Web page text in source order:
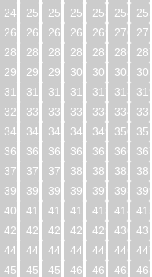
249 250 251 252 253 254
265 266 267 268 269 270
281 282 283 284 285 286
297 298 299 300 301 302
313 314 315 316 317 318
329 330 331 332 333 334
345 346 347 348 349 350
361 362 363 364 365 366
377 378 379 380 381 382
393 394 395 396 397 398
409 410 411 412 413 414
425 426 427 428 429 430
441 442 443 444 445 446
457 458 459 460 461 462